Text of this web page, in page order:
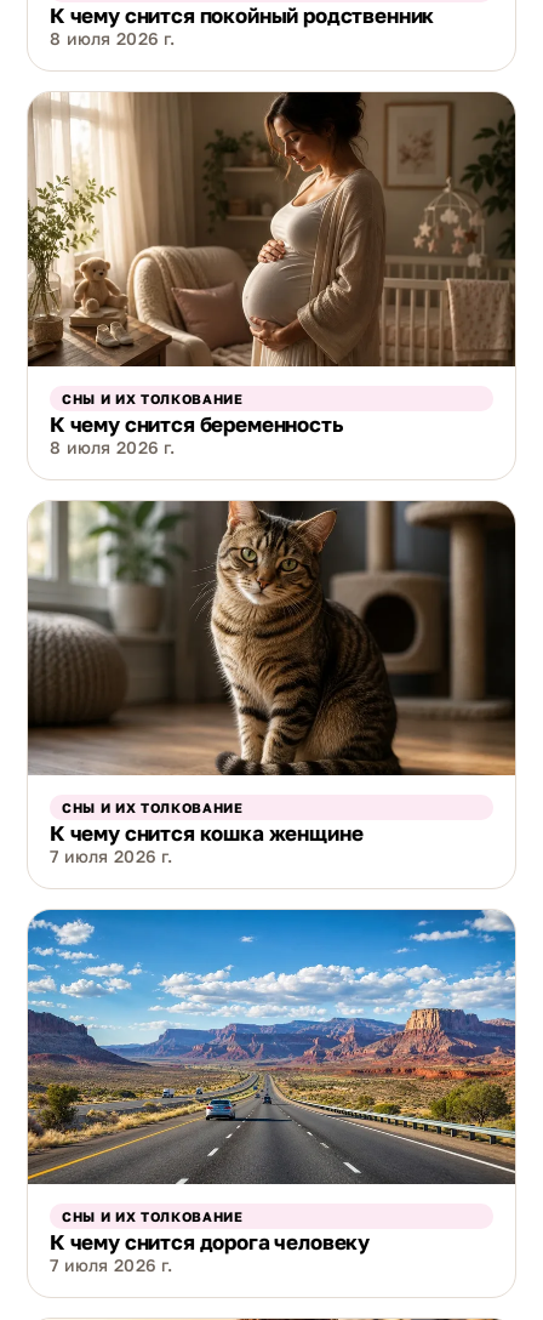
К чему снится покойный родственник
8 июля 2026 г.
СНЫ И ИХ ТОЛКОВАНИЕ
К чему снится беременность
8 июля 2026 г.
СНЫ И ИХ ТОЛКОВАНИЕ
К чему снится кошка женщине
7 июля 2026 г.
СНЫ И ИХ ТОЛКОВАНИЕ
К чему снится дорога человеку
7 июля 2026 г.